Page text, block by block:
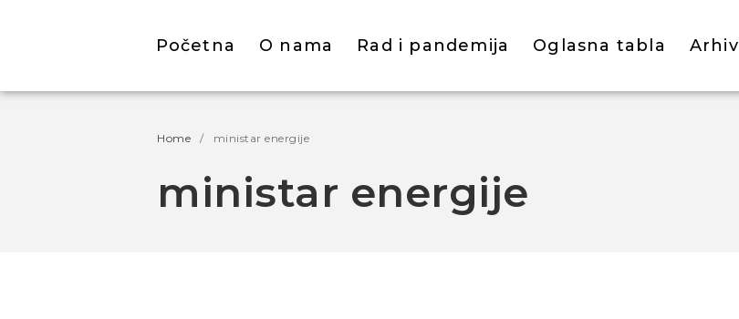
Početna O nama Rad i pandemija Oglasna tabla Arhiv
Home / ministar energije
ministar energije